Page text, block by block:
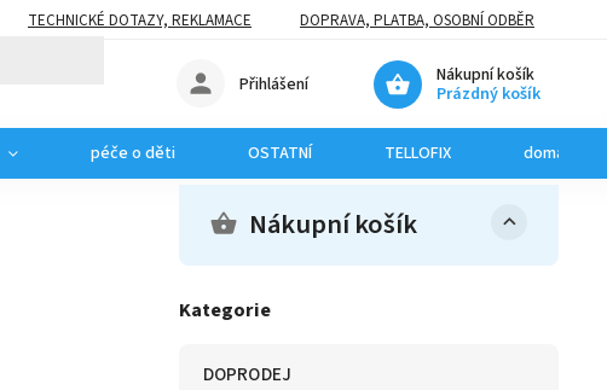
TECHNICKÉ DOTAZY, REKLAMACE DOPRAVA, PLATBA, OSOBNÍ ODBĚR
Nákupní košík
Prázdný košík
Přihlášení
péče o děti OSTATNÍ TELLOFIX domácí
Nákupní košík
Kategorie
DOPRODEJ